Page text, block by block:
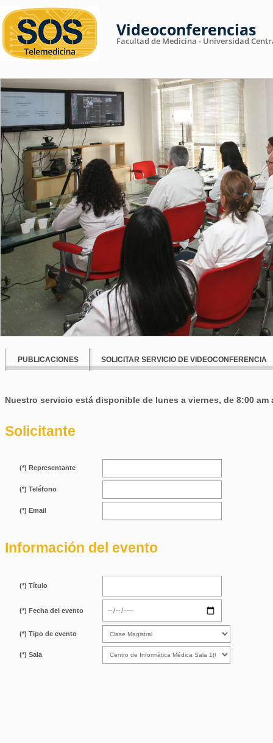
Videoconferencias
Facultad de Medicina - Universidad
PUBLICACIONES SOLICITAR SERVICIO DE VIDEOCONFERENCIA
Nuestro servicio está disponible de lunes a viernes, de 8:00 am
Solicitante
(*) Representante
(*) Teléfono
(*) Email
Información del evento
(*) Título
(*) Fecha del evento
(*) Tipo de evento
(*) Sala